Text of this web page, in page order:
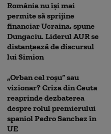
România nu își mai
permite să sprijine
financiar Ucraina, spune
Dungaciu. Liderul AUR se
distanțează de discursul
lui Simion
„Orban cel roșu” sau
vizionar? Criza din Ceuta
reaprinde dezbaterea
despre rolul premierului
spaniol Pedro Sanchez în
UE